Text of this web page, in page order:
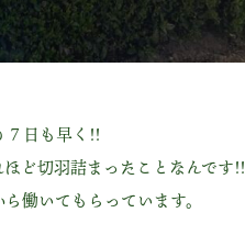
７日も早く!!
ど切羽詰まったことなんです!!
働いてもらっています。